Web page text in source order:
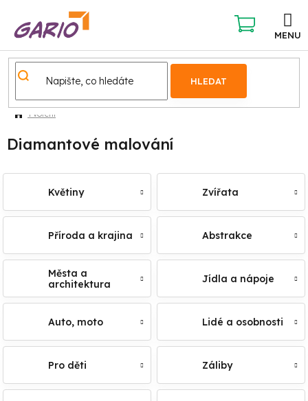
obsah
HLEDAT
NÁKUPNÍ
KOŠÍK
Tvoření
Diamantové malování
Květiny Zvířata
Příroda a krajina Abstrakce
Města a
architektura
Jídla a nápoje
Auto, moto Lidé a osobnosti
Pro děti Záliby